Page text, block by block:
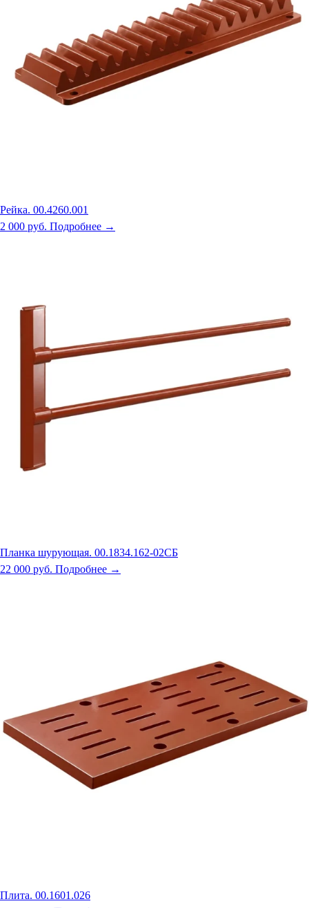
Рейка. 00.4260.001
2 000 руб. Подробнее →
Планка шурующая. 00.1834.162-02СБ
22 000 руб. Подробнее →
Плита. 00.1601.026